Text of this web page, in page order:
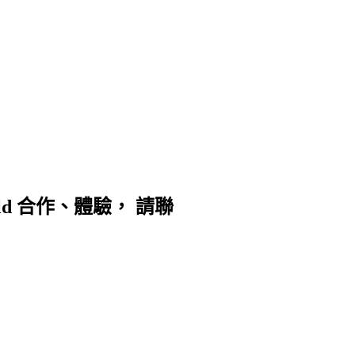
合作、體驗， 請聯